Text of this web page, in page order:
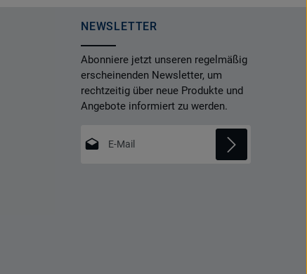
NEWSLETTER
Abonniere jetzt unseren regelmäßig
erscheinenden Newsletter, um
rechtzeitig über neue Produkte und
Angebote informiert zu werden.